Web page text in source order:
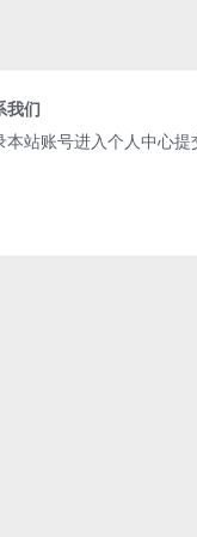
我们
本站账号进入个人中心提